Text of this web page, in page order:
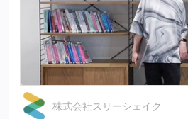
株式会社スリーシェイク